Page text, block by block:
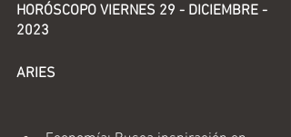
HORÓSCOPO VIERNES 29 - DICIEMBRE -
2023
ARIES